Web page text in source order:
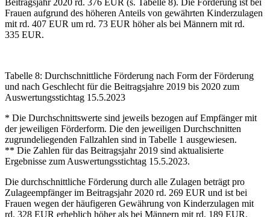
Frauen aufgrund des höheren Anteils von gewährten Kinderzulagen
mit rd. 407 EUR um rd. 73 EUR höher als bei Männern mit rd.
335 EUR.
Tabelle 8: Durchschnittliche Förderung nach Form der Förderung
und nach Geschlecht für die Beitragsjahre 2019 bis 2020 zum
Auswertungsstichtag 15.5.2023
* Die Durchschnittswerte sind jeweils bezogen auf Empfänger mit
der jeweiligen Förderform. Die den jeweiligen Durchschnitten
zugrundeliegenden Fallzahlen sind in Tabelle 1 ausgewiesen.
** Die Zahlen für das Beitragsjahr 2019 sind aktualisierte
Ergebnisse zum Auswertungsstichtag 15.5.2023.
Die durchschnittliche Förderung durch alle Zulagen beträgt pro
Zulageempfänger im Beitragsjahr 2020 rd. 269 EUR und ist bei
Frauen wegen der häufigeren Gewährung von Kinderzulagen mit
rd. 328 EUR erheblich höher als bei Männern mit rd. 189 EUR.